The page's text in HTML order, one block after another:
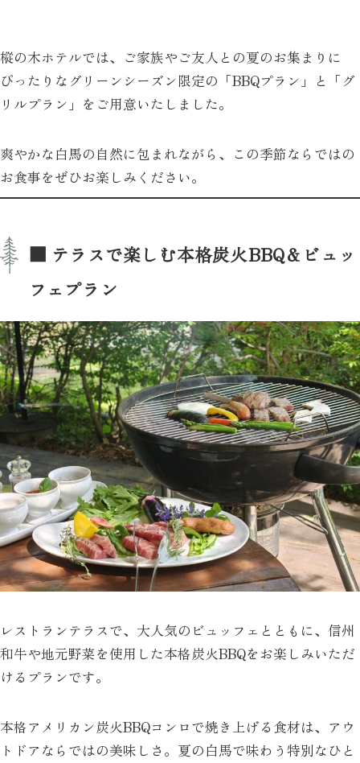
樅の木ホテルでは、ご家族やご友人との夏のお集まりに
ぴったりなグリーンシーズン限定の「BBQプラン」と「グ
リルプラン」をご用意いたしました。
爽やかな白馬の自然に包まれながら、この季節ならではの
お食事をぜひお楽しみください。
■ テラスで楽しむ本格炭火BBQ＆ビュッ
フェプラン
レストランテラスで、大人気のビュッフェとともに、信州
和牛や地元野菜を使用した本格炭火BBQをお楽しみいただ
けるプランです。
本格アメリカン炭火BBQコンロで焼き上げる食材は、アウ
トドアならではの美味しさ。夏の白馬で味わう特別なひと